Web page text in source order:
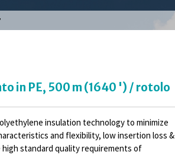
in PE, 500 m (1640 ') / rotolo
insulation technology to minimize
and flexibility, low insertion loss &
standard quality requirements of